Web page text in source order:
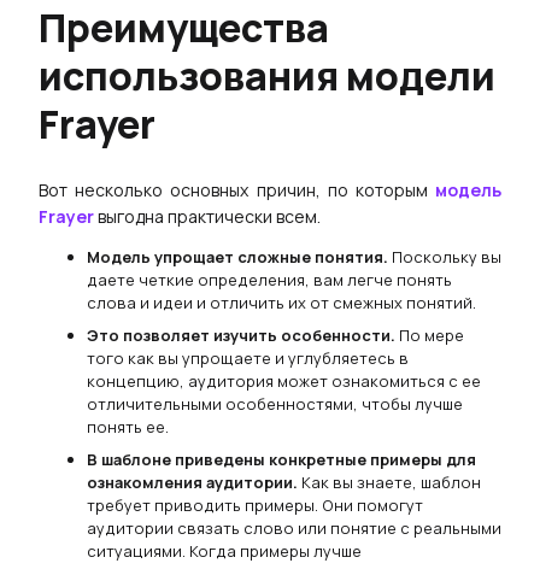
Преимущества
использования модели
Frayer
Вот несколько основных причин, по которым модель
Frayerвыгодна практически всем.
Модель упрощает сложные понятия. Поскольку вы
даете четкие определения, вам легче понять
слова и идеи и отличить их от смежных понятий.
Это позволяет изучить особенности. По мере
того как вы упрощаете и углубляетесь в
концепцию, аудитория может ознакомиться с ее
отличительными особенностями, чтобы лучше
понять ее.
В шаблоне приведены конкретные примеры для
ознакомления аудитории. Как вы знаете, шаблон
требует приводить примеры. Они помогут
аудитории связать слово или понятие с реальными
ситуациями. Когда примеры лучше